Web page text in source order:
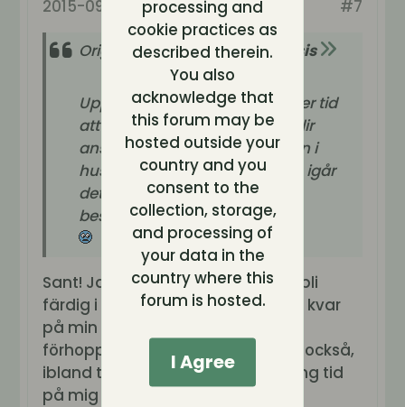
#7
2015-09-14, 07:01
Originally posted byVilleparisis
Uppenbarligen får du ändå mer tid
att förbereda dig än de som blir
anställda för att sköta tekniken i
huset. Som jag skrev bå BBHG igår
det perspektivet känns rätt
besvärande.
Sant! Jag tror och hoppas på att bli
färdig i tid. Tror det är 18-19 dagar kvar
på min egna deadline. Fast
förhoppningarna kan vara falska också,
ibland tar jag även alldeles för lång tid
på mig att bli klar
processing and
cookie practices as
described therein.
You also
acknowledge that
this forum may be
hosted outside your
country and you
consent to the
collection, storage,
and processing of
your data in the
country where this
forum is hosted.
I Agree